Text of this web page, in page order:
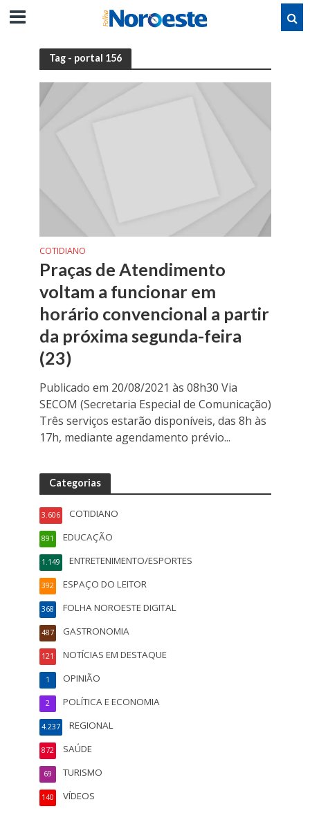
Tag - portal 156
COTIDIANO
Praças de Atendimento
voltam a funcionar em
horário convencional a partir
da próxima segunda-feira
(23)
Publicado em 20/08/2021 às 08h30 Via
SECOM (Secretaria Especial de Comunicação)
Três serviços estarão disponíveis, das 8h às
17h, mediante agendamento prévio...
Categorias
COTIDIANO
3.606
EDUCAÇÃO
891
ENTRETENIMENTO/ESPORTES
1.149
ESPAÇO DO LEITOR
392
FOLHA NOROESTE DIGITAL
368
GASTRONOMIA
487
NOTÍCIAS EM DESTAQUE
121
OPINIÃO
1
POLÍTICA E ECONOMIA
2
REGIONAL
4.237
SAÚDE
872
TURISMO
69
VÍDEOS
140